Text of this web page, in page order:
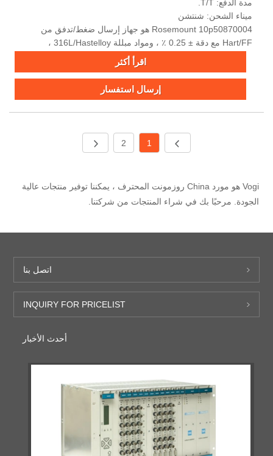
مدة الدفع: T/T.
ميناء الشحن: شنتشن
Rosemount 10p50870004 هو جهاز إرسال ضغط/تدفق من
Hart/FF مع دقة ± 0.25 ٪ ، ومواد مبللة 316L/Hastelloy ،
وتصميم قوي لتطبيقات الملاط التآكل/الكشط.
اقرأ أكثر
إرسال استفسار
1
2
Vogi هو مورد China روزمونت المحترف ، يمكننا توفير منتجات عالية
الجودة. مرحبًا بك في شراء المنتجات من شركتنا.
اتصل بنا
INQUIRY FOR PRICELIST
أحدث الأخبار